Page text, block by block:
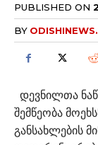
PUBLISHED ON
BY
დევნილთა
შემწეობა
განსახლების